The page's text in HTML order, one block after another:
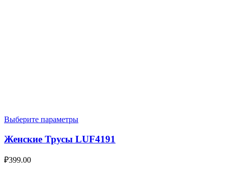
Выберите параметры
Женские Трусы LUF4191
₽399.00